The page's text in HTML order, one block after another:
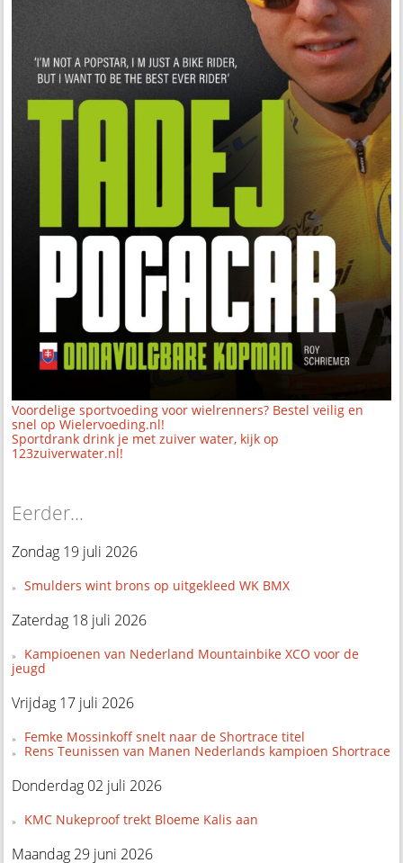
Voordelige sportvoeding voor wielrenners? Bestel veilig en
snel op Wielervoeding.nl!
Sportdrank drink je met zuiver water, kijk op
123zuiverwater.nl!
Eerder...
Zondag 19 juli 2026
Smulders wint brons op uitgekleed WK BMX
Zaterdag 18 juli 2026
Kampioenen van Nederland Mountainbike XCO voor de
jeugd
Vrijdag 17 juli 2026
Femke Mossinkoff snelt naar de Shortrace titel
Rens Teunissen van Manen Nederlands kampioen Shortrace
Donderdag 02 juli 2026
KMC Nukeproof trekt Bloeme Kalis aan
Maandag 29 juni 2026